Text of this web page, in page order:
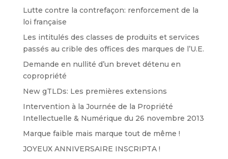
Lutte contre la contrefaçon: renforcement de la
loi française
Les intitulés des classes de produits et services
passés au crible des offices des marques de l’U.E.
Demande en nullité d’un brevet détenu en
copropriété
New gTLDs: Les premières extensions
Intervention à la Journée de la Propriété
Intellectuelle & Numérique du 26 novembre 2013
Marque faible mais marque tout de même !
JOYEUX ANNIVERSAIRE INSCRIPTA !